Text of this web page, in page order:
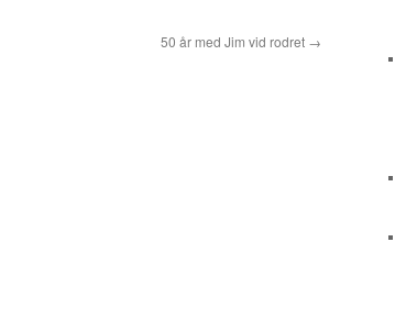
50 år med Jim vid rodret →